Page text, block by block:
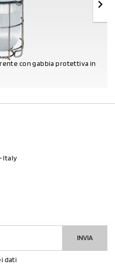
con gabbia protettiva in
Italy
INVIA
dati